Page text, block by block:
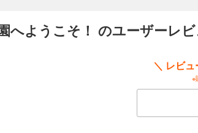
引用などの機能が使用できません。 もうすぐ引っ越しする
トラブルでパパとママが忙しく、ひとりぼっちに。そこ
、一歩踏み出す勇気がわいてくる物語です。
ようこそ！ のユーザーレ
＼ レビ
※